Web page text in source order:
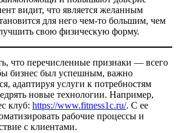
видит, что является желанным
для него чем-то большим, чем
свою физическую форму.
что перечисленные признаки — всего
бизнес был успешным, важно
адаптируя услуги к потребностям
новые технологии. Например,
клуб: https://www.fitness1c.ru/. С ее
рабочие процессы и
с клиентами.